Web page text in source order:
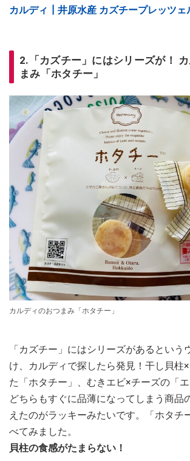
カルディ┃井原水産 カズチープレッツェ
2.「カズチー」にはシリーズが！
まみ「ホタチー」
カルディのおつまみ「ホタチー」
「カズチー」にはシリーズがあるという
け、カルディで探したら発見！干し貝柱
た「ホタチー」、むきエビ×チーズの「エ
どちらもすぐに品薄になってしまう商品
えたのがラッキーみたいです。「ホタチ
べてみました。
貝柱の食感がたまらない！